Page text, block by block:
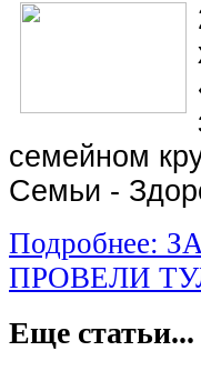
семейном
Семьи -
Подробнее:
ПРОВЕЛИ
Еще статьи...